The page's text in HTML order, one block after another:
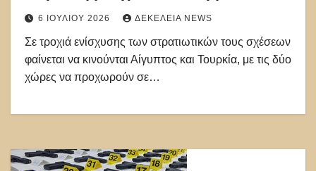
6 ΙΟΥΛΊΟΥ 2026 ΔΕΚΈΛΕΙΑ NEWS
Σε τροχιά ενίσχυσης των στρατιωτικών τους σχέσεων
φαίνεται να κινούνται Αίγυπτος και Τουρκία, με τις δύο
χώρες να προχωρούν σε…